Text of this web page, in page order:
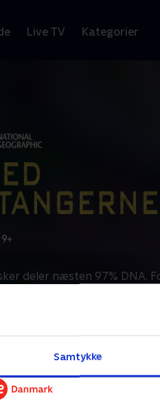
Samtykke
Live TV Kategorier
9+
deler næsten 97% DNA.
600.000 orangutanger
krybskytter,
er orangutanger
Men der er håb.